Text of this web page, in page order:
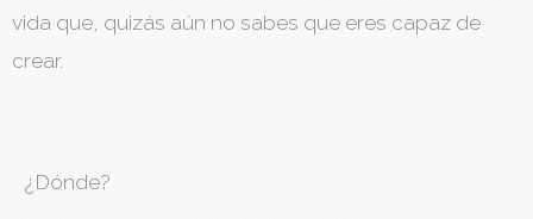
vida que, quizás aún no sabes que eres capaz de
crear.
¿Dónde?